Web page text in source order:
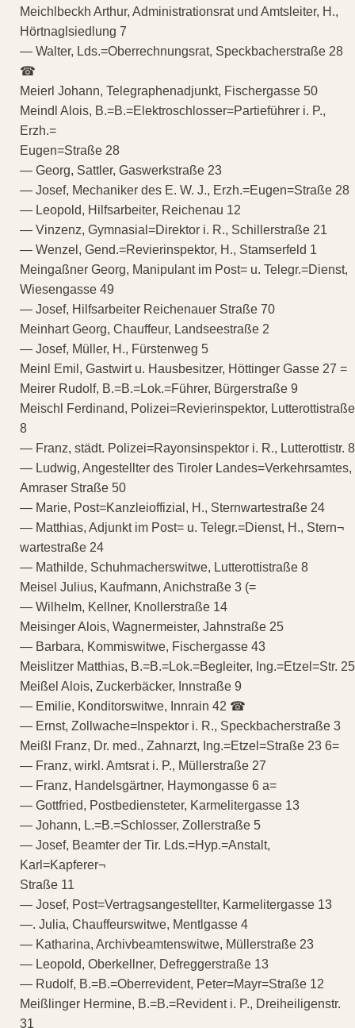
Meichlbeckh Arthur, Administrationsrat und Amtsleiter, H.,
Hörtnaglsiedlung 7
— Walter, Lds.=Oberrechnungsrat, Speckbacherstraße 28
☎
Meierl Johann, Telegraphenadjunkt, Fischergasse 50
Meindl Alois, B.=B.=Elektroschlosser=Partieführer i. P.,
Erzh.=
Eugen=Straße 28
— Georg, Sattler, Gaswerkstraße 23
— Josef, Mechaniker des E. W. J., Erzh.=Eugen=Straße 28
— Leopold, Hilfsarbeiter, Reichenau 12
— Vinzenz, Gymnasial=Direktor i. R., Schillerstraße 21
— Wenzel, Gend.=Revierinspektor, H., Stamserfeld 1
Meingaßner Georg, Manipulant im Post= u. Telegr.=Dienst,
Wiesengasse 49
— Josef, Hilfsarbeiter Reichenauer Straße 70
Meinhart Georg, Chauffeur, Landseestraße 2
— Josef, Müller, H., Fürstenweg 5
Meinl Emil, Gastwirt u. Hausbesitzer, Höttinger Gasse 27 =
Meirer Rudolf, B.=B.=Lok.=Führer, Bürgerstraße 9
Meischl Ferdinand, Polizei=Revierinspektor, Lutterottistraße
8
— Franz, städt. Polizei=Rayonsinspektor i. R., Lutterottistr. 8
— Ludwig, Angestellter des Tiroler Landes=Verkehrsamtes,
Amraser Straße 50
— Marie, Post=Kanzleioffizial, H., Sternwartestraße 24
— Matthias, Adjunkt im Post= u. Telegr.=Dienst, H., Stern¬
wartestraße 24
— Mathilde, Schuhmacherswitwe, Lutterottistraße 8
Meisel Julius, Kaufmann, Anichstraße 3 (=
— Wilhelm, Kellner, Knollerstraße 14
Meisinger Alois, Wagnermeister, Jahnstraße 25
— Barbara, Kommiswitwe, Fischergasse 43
Meislitzer Matthias, B.=B.=Lok.=Begleiter, Ing.=Etzel=Str. 25
Meißel Alois, Zuckerbäcker, Innstraße 9
— Emilie, Konditorswitwe, Innrain 42 ☎
— Ernst, Zollwache=Inspektor i. R., Speckbacherstraße 3
Meißl Franz, Dr. med., Zahnarzt, Ing.=Etzel=Straße 23 6=
— Franz, wirkl. Amtsrat i. P., Müllerstraße 27
— Franz, Handelsgärtner, Haymongasse 6 a=
— Gottfried, Postbediensteter, Karmelitergasse 13
— Johann, L.=B.=Schlosser, Zollerstraße 5
— Josef, Beamter der Tir. Lds.=Hyp.=Anstalt,
Karl=Kapferer¬
Straße 11
— Josef, Post=Vertragsangestellter, Karmelitergasse 13
—. Julia, Chauffeurswitwe, Mentlgasse 4
— Katharina, Archivbeamtenswitwe, Müllerstraße 23
— Leopold, Oberkellner, Defreggerstraße 13
— Rudolf, B.=B.=Oberrevident, Peter=Mayr=Straße 12
Meißlinger Hermine, B.=B.=Revident i. P., Dreiheiligenstr.
31